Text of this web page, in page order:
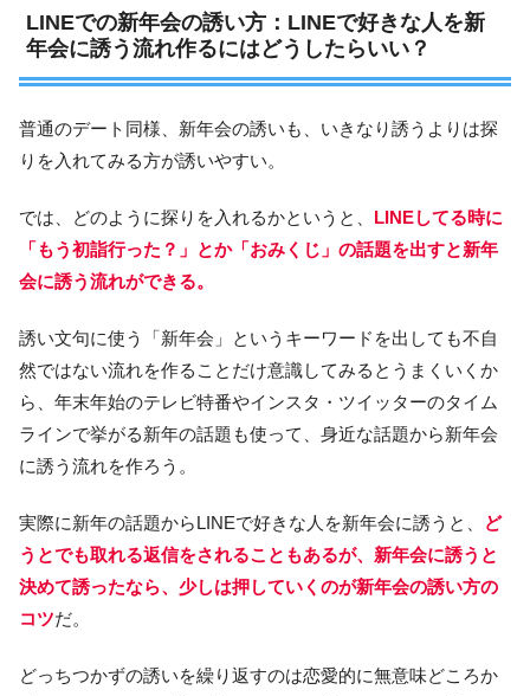
LINEでの新年会の誘い方：LINEで好きな人を新
年会に誘う流れ作るにはどうしたらいい？
普通のデート同様、新年会の誘いも、いきなり誘うよりは探
りを入れてみる方が誘いやすい。
では、どのように探りを入れるかというと、 LINEしてる時に
「もう初詣行った？」とか「おみくじ」の話題を出すと新年
会に誘う流れができる。
誘い文句に使う「新年会」というキーワードを出しても不自
然ではない流れを作ることだけ意識してみるとうまくいくか
ら、年末年始のテレビ特番やインスタ・ツイッターのタイム
ラインで挙がる新年の話題も使って、身近な話題から新年会
に誘う流れを作ろう。
実際に新年の話題からLINEで好きな人を新年会に誘うと、
ど
うとでも取れる返信をされることもあるが、新年会に誘うと
決めて誘ったなら、少しは押していくのが新年会の誘い方の
コツだ。
どっちつかずの誘いを繰り返すのは恋愛的に無意味どころか